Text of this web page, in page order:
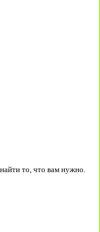
то, что вам нужно.